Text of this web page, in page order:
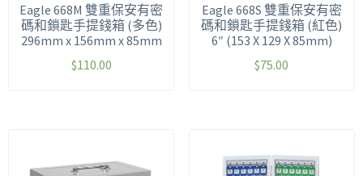
Eagle 668M 雙重保安有密
碼和鎖匙手提錢箱 (多色)
296mm x 156mm x 85mm
$110.00
Eagle 668S 雙重保安有密
碼和鎖匙手提錢箱 (紅色)
6″ (153 X 129 X 85mm)
$75.00